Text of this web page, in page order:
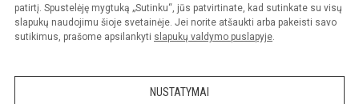
patirtį. Spustelėję mygtuką „Sutinku“, jūs patvirtinate, kad sutinkate su visų
slapukų naudojimu šioje svetainėje. Jei norite atšaukti arba pakeisti savo
sutikimus, prašome apsilankyti slapukų valdymo puslapyje.
NUSTATYMAI
Prieinamumo paraiška Slapukų valdymas
Sumanus būdas atnaujinti